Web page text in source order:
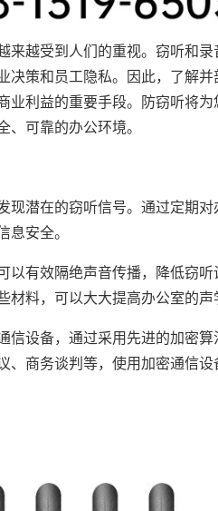
来越受到人们的重视。窃听和
决策和员工隐私。因此，了解
业利益的重要手段。防窃听将
可靠的办公环境。
现潜在的窃听信号。通过定期
安全。
以有效隔绝声音传播，降低窃
料，可以大大提高办公室的声
信设备，通过采用先进的加密
、商务谈判等，使用加密通信